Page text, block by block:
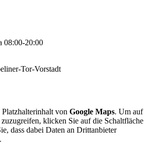
08:00-20:00
Tor-Vorstadt
Platzhalterinhalt von Google Maps. Um auf
klicken Sie auf die Schaltfläche
dass dabei Daten an Drittanbieter